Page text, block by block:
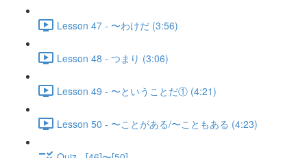
Lesson 47 - 〜わけだ (3:56)
Lesson 48 - つまり (3:06)
Lesson 49 - 〜ということだ① (4:21)
Lesson 50 - 〜ことがある/〜こともある (4:23)